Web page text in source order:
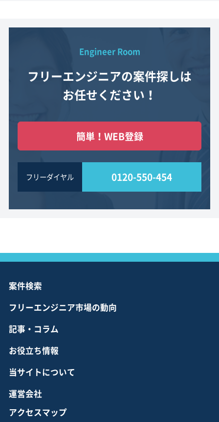
Engineer Room
フリーエンジニアの案件探しは
お任せください！
簡単！WEB登録
フリーダイヤル 0120-550-454
案件検索
フリーエンジニア市場の動向
記事・コラム
お役立ち情報
当サイトについて
運営会社
アクセスマップ